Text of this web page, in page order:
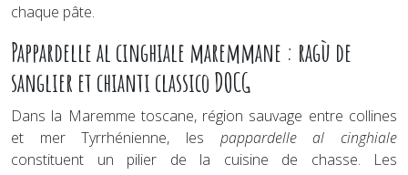
chaque pâte.
Pappardelle al cinghiale maremmane : ragù de
sanglier et chianti classico DOCG
Dans la Maremme toscane, région sauvage entre collines
et mer Tyrrhénienne, les pappardelle al cinghiale
constituent un pilier de la cuisine de chasse. Les